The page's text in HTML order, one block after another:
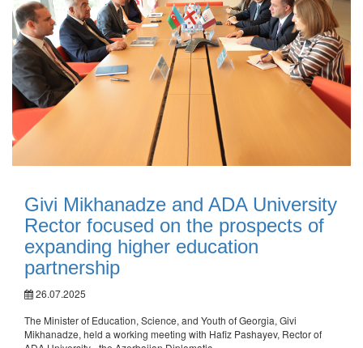
Givi Mikhanadze and ADA University
Rector focused on the prospects of
expanding higher education
partnership
26.07.2025
The Minister of Education, Science, and Youth of Georgia, Givi
Mikhanadze, held a working meeting with Hafiz Pashayev, Rector of